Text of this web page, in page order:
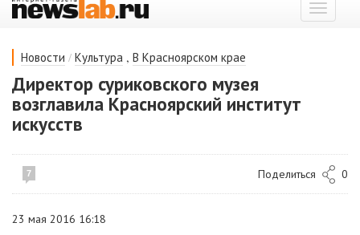
Показать
меню
Новости / Культура , В Красноярском крае
Директор суриковского музея
возглавила Красноярский институт
искусств
7 Поделиться 0
23 мая 2016 16:18